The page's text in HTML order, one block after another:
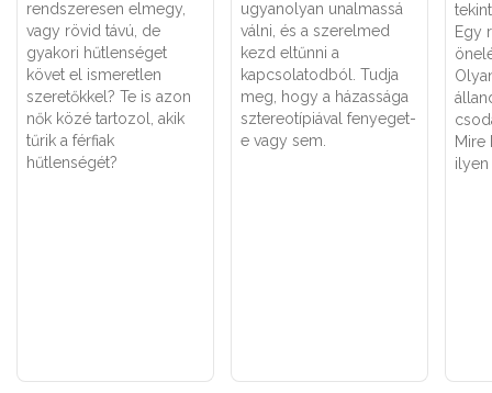
rendszeresen elmegy,
vagy rövid távú, de
gyakori hűtlenséget
követ el ismeretlen
szeretőkkel? Te is azon
nők közé tartozol, akik
tűrik a férfiak
hűtlenségét?
ugyanolyan unalmassá
válni, és a szerelmed
kezd eltűnni a
kapcsolatodból. Tudja
meg, hogy a házassága
sztereotípiával fenyeget-
e vagy sem.
Egy
Mire
ilyen